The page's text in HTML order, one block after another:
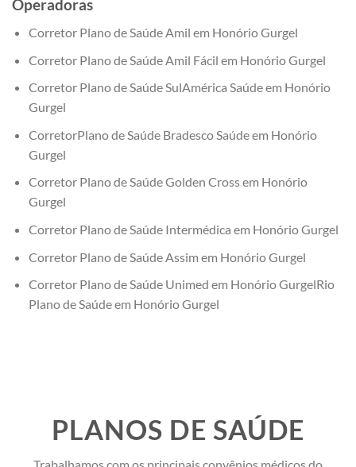
Operadoras
Corretor Plano de Saúde Amil em Honório Gurgel
Corretor Plano de Saúde Amil Fácil em Honório Gurgel
Corretor Plano de Saúde SulAmérica Saúde em Honório
Gurgel
CorretorPlano de Saúde Bradesco Saúde em Honório
Gurgel
Corretor Plano de Saúde Golden Cross em Honório
Gurgel
Corretor Plano de Saúde Intermédica em Honório Gurgel
Corretor Plano de Saúde Assim em Honório Gurgel
Corretor Plano de Saúde Unimed em Honório GurgelRio
Plano de Saúde em Honório Gurgel
PLANOS DE SAÚDE